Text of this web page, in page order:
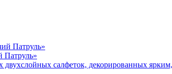
Патруль»
салфеток, декорированных